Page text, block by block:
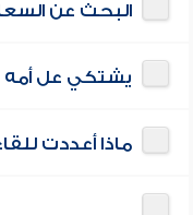
البحث عن
يشتكي عل أمه
ماذا أعددت